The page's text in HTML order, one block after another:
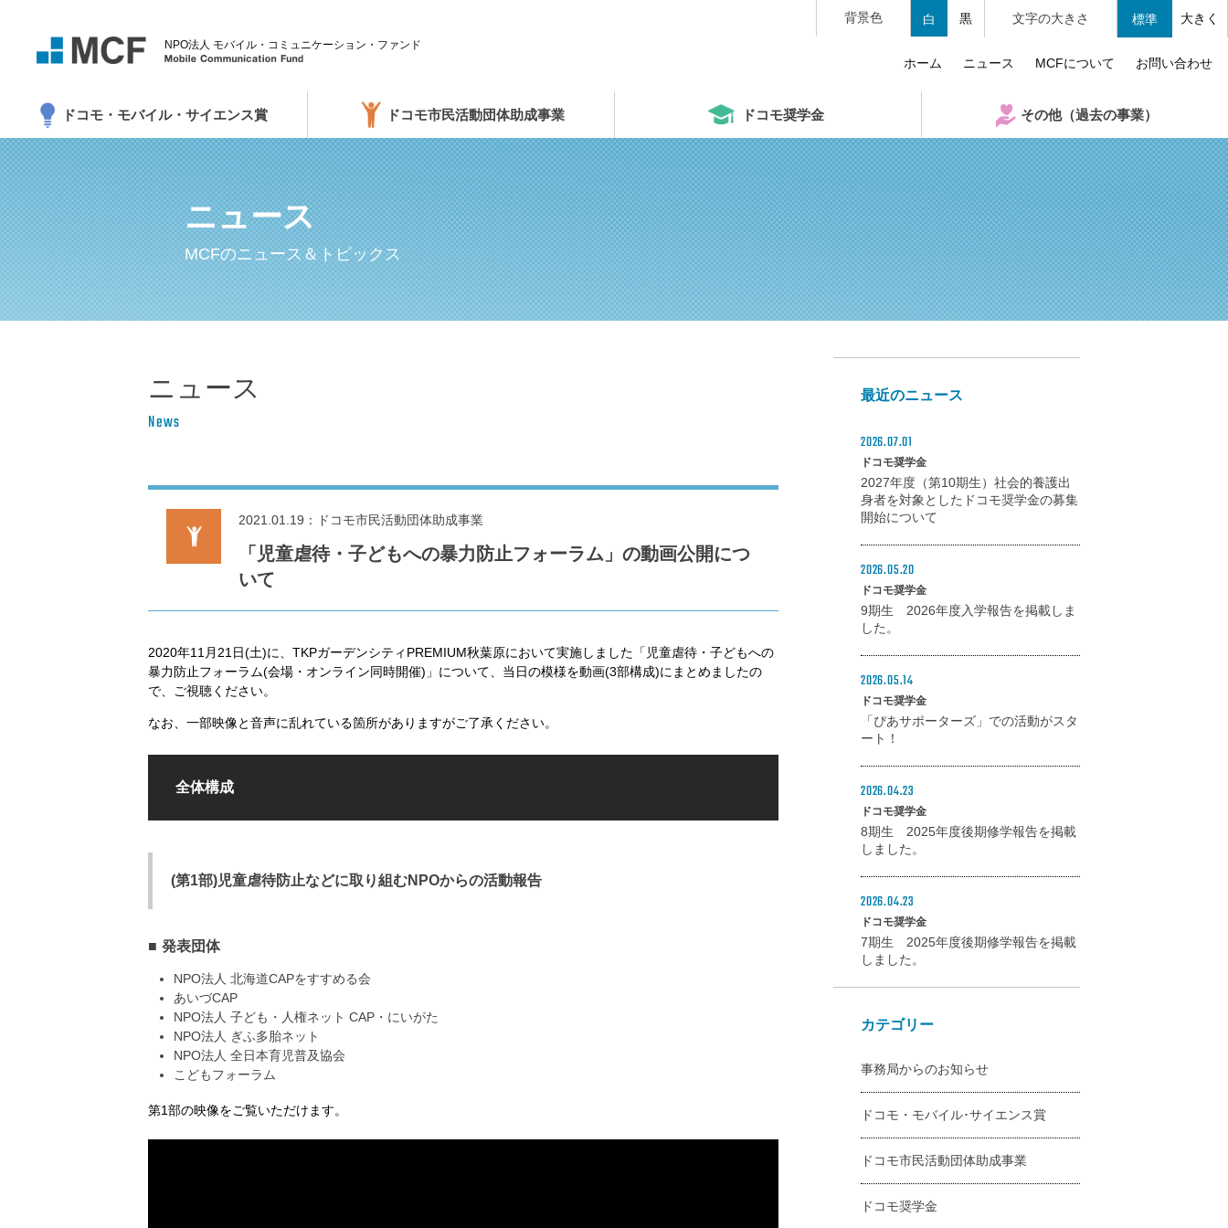
NPO法人 モバイル・コミュニケーション・ファンド
ホーム ニュース MCFについて お問い合わせ
背景色 白 黒 文字の大きさ 標準 大きく
ドコモ・モバイル・サイエンス賞 ドコモ市民活動団体助成事業 ドコモ奨学金 その他（過去の事業）
ニュース
MCFのニュース＆トピックス
ニュース
News
2021.01.19 ドコモ市民活動団体助成事業
「児童虐待・子どもへの暴力防止フォーラム」の動画公開につ
いて
2020年11月21日(土)に、TKPガーデンシティPREMIUM秋葉原において実施しました「児童虐待・子どもへの
暴力防止フォーラム(会場・オンライン同時開催)」について、当日の模様を動画(3部構成)にまとめましたの
で、ご視聴ください。
なお、一部映像と音声に乱れている箇所がありますがご了承ください。
全体構成
(第1部)児童虐待防止などに取り組むNPOからの活動報告
発表団体
NPO法人 北海道CAPをすすめる会
あいづCAP
NPO法人 子ども・人権ネット CAP・にいがた
NPO法人 ぎふ多胎ネット
NPO法人 全日本育児普及協会
こどもフォーラム
第1部の映像をご覧いただけます。
最近のニュース
2026.07.01
ドコモ奨学金
2027年度（第10期生）社会的養護出
身者を対象としたドコモ奨学金の募集
開始について
2026.05.20
ドコモ奨学金
9期生 2026年度入学報告を掲載しま
した。
2026.05.14
ドコモ奨学金
「ぴあサポーターズ」での活動がスタ
ート！
2026.04.23
ドコモ奨学金
8期生 2025年度後期修学報告を掲載
しました。
2026.04.23
ドコモ奨学金
7期生 2025年度後期修学報告を掲載
しました。
カテゴリー
事務局からのお知らせ
ドコモ・モバイル･サイエンス賞
ドコモ市民活動団体助成事業
ドコモ奨学金